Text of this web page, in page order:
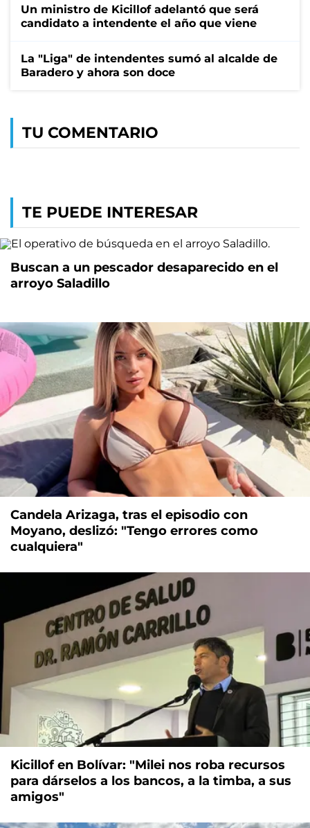
Un ministro de Kicillof adelantó que será
candidato a intendente el año que viene
La "Liga" de intendentes sumó al alcalde de
Baradero y ahora son doce
TU COMENTARIO
TE PUEDE INTERESAR
Buscan a un pescador desaparecido en el
arroyo Saladillo
Candela Arizaga, tras el episodio con
Moyano, deslizó: "Tengo errores como
cualquiera"
Kicillof en Bolívar: "Milei nos roba recursos
para dárselos a los bancos, a la timba, a sus
amigos"